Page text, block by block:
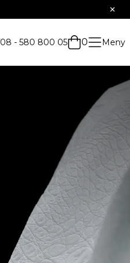
08 - 580 800 05 0 Meny